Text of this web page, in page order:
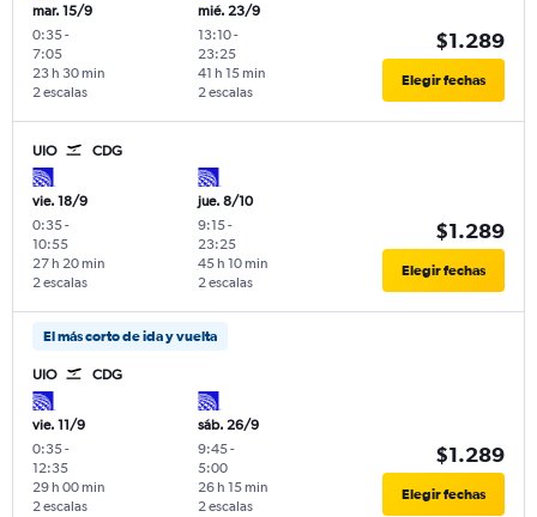
mar. 15/9
0:35-
7:05
2 escalas
23 h 30 min
mié. 23/9
13:10-
23:25
2 escalas
41 h 15 min
$1.289
Elegir fechas
UIO CDG
vie. 18/9
0:35-
10:55
2 escalas
27 h 20 min
jue. 8/10
9:15-
23:25
2 escalas
45 h 10 min
$1.289
Elegir fechas
El más corto de ida y vuelta
UIO CDG
vie. 11/9
0:35-
12:35
2 escalas
29 h 00 min
sáb. 26/9
9:45-
5:00
2 escalas
26 h 15 min
$1.289
Elegir fechas